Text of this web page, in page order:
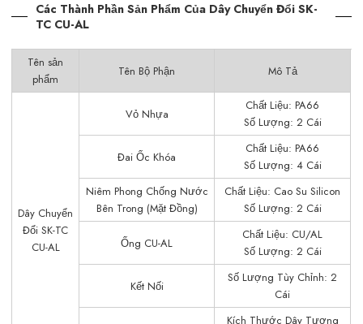
Các Thành Phần Sản Phẩm Của Dây Chuyển Đổi SK-
TC CU-AL
Tên sản
phẩm
Tên Bộ Phận Mô Tả
Dây Chuyển
Đổi SK-TC
CU-AL
Vỏ Nhựa
Chất Liệu: PA66
Số Lượng: 2 Cái
Đai Ốc Khóa
Chất Liệu: PA66
Số Lượng: 4 Cái
Niêm Phong Chống Nước
Bên Trong (Mặt Đồng)
Chất Liệu: Cao Su Silicon
Số Lượng: 2 Cái
Ống CU-AL
Chất Liệu: CU/AL
Số Lượng: 2 Cái
Kết Nối
Số Lượng Tùy Chỉnh: 2
Cái
Kích Thước Dây Tương